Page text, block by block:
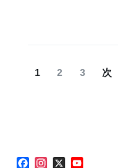
投
ョ
固
1
固
2
固
3 次
Facebook
Instagram
X